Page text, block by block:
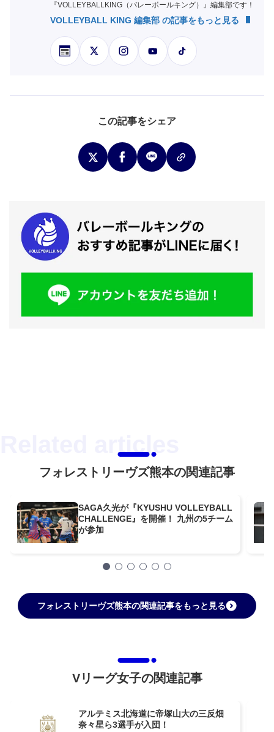
『VOLLEYBALLKING（バレーボールキング）』編集部です！
VOLLEYBALL KING 編集部 の記事をもっと見る
この記事をシェア
フォレストリーヴズ熊本の関連記事
SAGA久光が『KYUSHU VOLLEYBALL
CHALLENGE』を開催！ 九州の5チーム
が参加
フォレストリーヴズ熊本の関連記事をもっと見る
Vリーグ女子の関連記事
アルテミス北海道に帝塚山大の三反畑
奈々星ら3選手が入団！